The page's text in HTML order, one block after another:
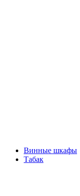
Винные шкафы
Табак